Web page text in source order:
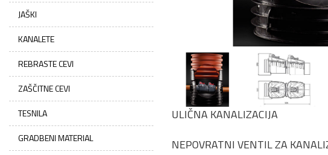
JAŠKI
KANALETE
REBRASTE CEVI
ZAŠČITNE CEVI
TESNILA
GRADBENI MATERIAL
ULIČNA KANALIZACIJA
NEPOVRATNI VENTIL ZA